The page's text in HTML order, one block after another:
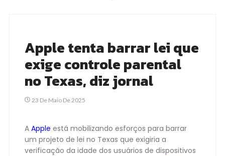
Apple tenta barrar lei que
exige controle parental
no Texas, diz jornal
23 De Maio De 2025
A Apple está mobilizando esforços para barrar
um projeto de lei no Texas que exigiria a
verificação da idade dos usuários de dispositivos